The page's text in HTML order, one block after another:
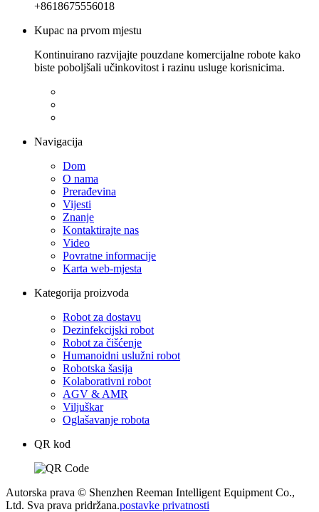
+8618675556018
Kupac na prvom mjestu
Kontinuirano razvijajte pouzdane komercijalne robote kako
biste poboljšali učinkovitost i razinu usluge korisnicima.
Navigacija
Dom
O nama
Prerađevina
Vijesti
Znanje
Kontaktirajte nas
Video
Povratne informacije
Karta web-mjesta
Kategorija proizvoda
Robot za dostavu
Dezinfekcijski robot
Robot za čišćenje
Humanoidni uslužni robot
Robotska šasija
Kolaborativni robot
AGV & AMR
Viljuškar
Oglašavanje robota
QR kod
Autorska prava © Shenzhen Reeman Intelligent Equipment Co.,
Ltd. Sva prava pridržana.postavke privatnosti